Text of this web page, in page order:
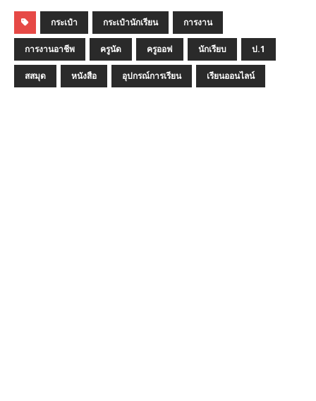
กระเป๋า กระเป๋านักเรียน การงาน
การงานอาชีพ ครูนัด ครูออฟ นักเรียบ ป.1
สสมุด หนังสือ อุปกรณ์การเรียน เรียนออนไลน์